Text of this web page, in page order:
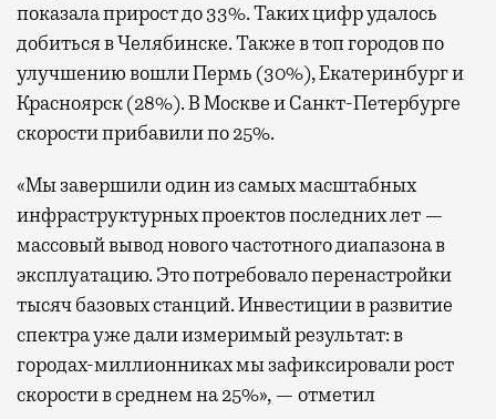
показала прирост до 33%. Таких цифр удалось
добиться в Челябинске. Также в топ городов по
улучшению вошли Пермь (30%), Екатеринбург и
Красноярск (28%). В Москве и Санкт-Петербурге
скорости прибавили по 25%.
«Мы завершили один из самых масштабных
инфраструктурных проектов последних лет —
массовый вывод нового частотного диапазона в
эксплуатацию. Это потребовало перенастройки
тысяч базовых станций. Инвестиции в развитие
спектра уже дали измеримый результат: в
городах-миллионниках мы зафиксировали рост
скорости в среднем на 25%», — отметил